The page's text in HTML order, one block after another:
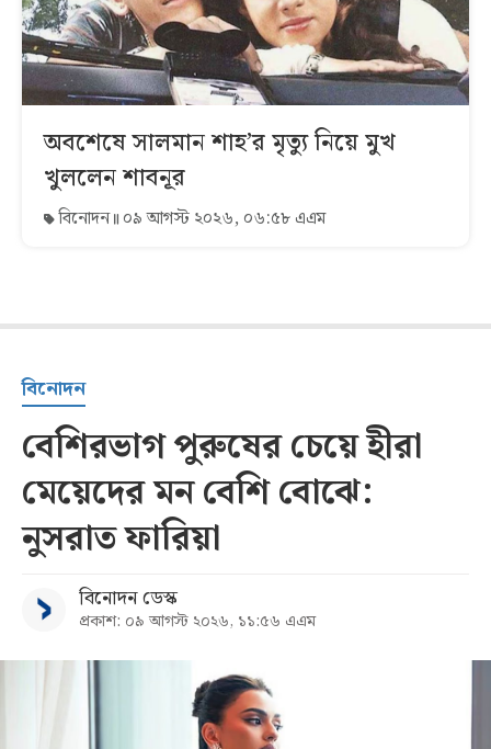
অবশেষে সালমান শাহ’র মৃত্যু নিয়ে মুখ
খুললেন শাবনূর
বিনোদন ০৯ আগস্ট ২০২৬, ০৬:৫৮ এএম
বিনোদন
বেশিরভাগ পুরুষের চেয়ে হীরা
মেয়েদের মন বেশি বোঝে:
নুসরাত ফারিয়া
বিনোদন ডেস্ক
প্রকাশ: ০৯ আগস্ট ২০২৬, ১১:৫৬ এএম